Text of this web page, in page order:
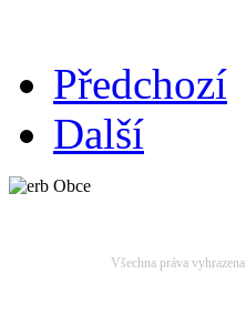
Předchozí
Další
Všechna práva vyhrazena.